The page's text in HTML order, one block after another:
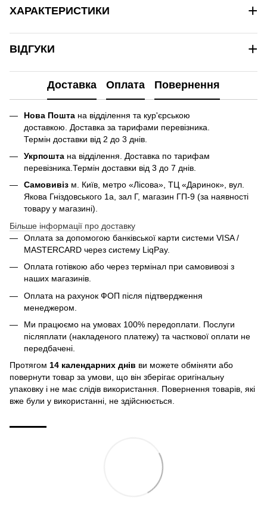
ХАРАКТЕРИСТИКИ +
ВІДГУКИ +
Доставка Оплата Повернення
Нова Пошта на відділення та кур'єрською
доставкою. Доставка за тарифами перевізника.
Термін доставки від 2 до 3 днів.
Укрпошта на відділення. Доставка по тарифам
перевізника.Термін доставки від 3 до 7 днів.
Самовивіз м. Київ, метро «Лісова», ТЦ «Даринок», вул.
Якова Гніздовського 1а, зал Г, магазин ГП-9 (за наявності
товару у магазині).
Більше інформації про доставку
Оплата за допомогою банківської карти системи VISA /
MASTERCARD через систему LiqPay.
Оплата готівкою або через термінал при самовивозі з
наших магазинів.
Оплата на рахунок ФОП після підтвердження
менеджером.
Ми працюємо на умовах 100% передоплати. Послуги
післяплати (накладеного платежу) та часткової оплати не
передбачені.
Протягом 14 календарних днів ви можете обміняти або
повернути товар за умови, що він зберігає оригінальну
упаковку і не має слідів використання. Повернення товарів, які
вже були у використанні, не здійснюється.